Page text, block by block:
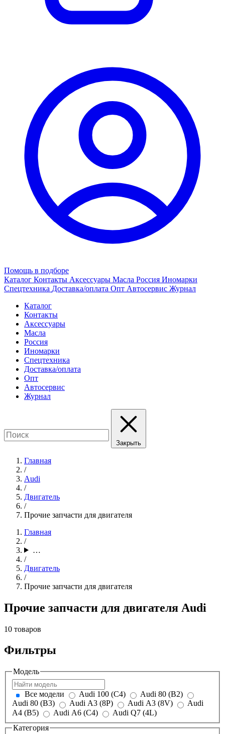
Помощь в подборе
Каталог Контакты Аксессуары Масла Россия Иномарки
Спецтехника Доставка/оплата Опт Автосервис Журнал
Каталог
Контакты
Аксессуары
Масла
Россия
Иномарки
Спецтехника
Доставка/оплата
Опт
Автосервис
Журнал
Закрыть
Главная
/
Audi
/
Двигатель
/
Прочие запчасти для двигателя
Главная
/
…
/
Двигатель
/
Прочие запчасти для двигателя
Прочие запчасти для двигателя Audi
10 товаров
Фильтры
Модель
Все модели Audi 100 (C4)
Audi 80 (B2)
Audi 80 (B3)
Audi A3 (8P) Audi A3 (8V)
Audi
A4 (B5)
Audi A6 (C4)
Audi Q7 (4L)
Категория